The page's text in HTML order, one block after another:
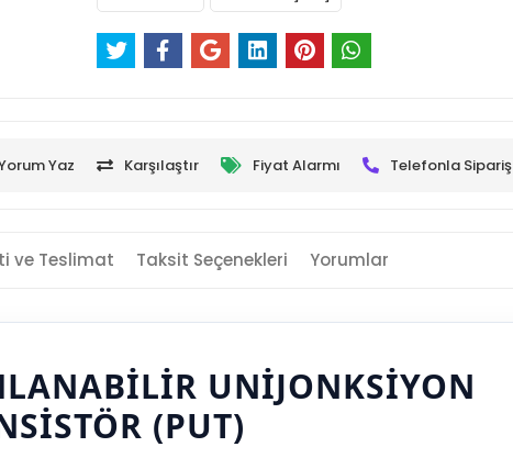
Yaz Karşılaştır Fiyat Alarmı Telefonla Sipariş
ve Teslimat Taksit Seçenekleri Yorumlar
UNIJONKSIYON
(PUT)